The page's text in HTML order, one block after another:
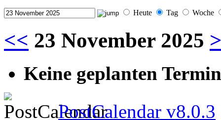
Heute Tag Woche
<< 23 November 2025
Keine geplanten
PostCalendar v8.0.3